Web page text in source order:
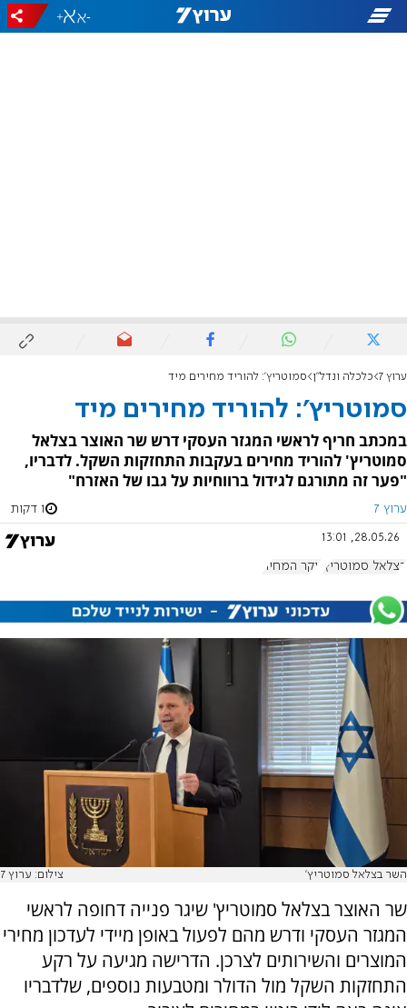
-
+
ערוץ 7 כלכלה ונדל"ן סמוטריץ': להוריד מחירים מיד
סמוטריץ': להוריד מחירים מיד
במכתב חריף לראשי המגזר העסקי דרש שר האוצר בצלאל
סמוטריץ' להוריד מחירים בעקבות התחזקות השקל. לדבריו,
"פער זה מתורגם לגידול ברווחיות על גבו של האזרח"
ערוץ 7 1 דקות
28.05.26, 13:01
בצלאל סמוטריץ' יוקר המחיה
השר בצלאל סמוטריץ' צילום: ערוץ 7
שר האוצר בצלאל סמוטריץ' שיגר פנייה דחופה לראשי
המגזר העסקי ודרש מהם לפעול באופן מיידי לעדכון מחירי
המוצרים והשירותים לצרכן. הדרישה מגיעה על רקע
התחזקות השקל מול הדולר ומטבעות נוספים, שלדבריו